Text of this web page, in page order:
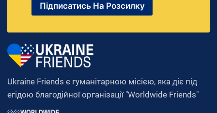
Ukraine Friends є гуманітарною місією, яка діє під
егідою благодійної організації "Worldwide Friends"
Підписатись На Розсилку